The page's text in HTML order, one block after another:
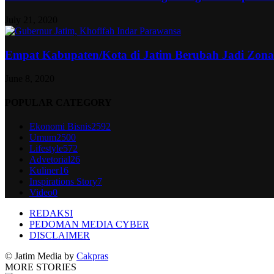
Empat Kabupaten/Kota di Jatim Berubah Jadi
Ekonomi Bisnis2592
Umum2500
Lifestyle572
Advetorial26
Kuliner16
Inspirations Story7
Video0
REDAKSI
PEDOMAN MEDIA CYBER
DISCLAIMER
© Jatim Media by Cakpras
MORE STORIES